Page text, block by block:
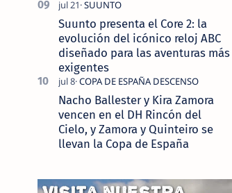
Suunto presenta el Core 2: la
evolución del icónico reloj ABC
diseñado para las aventuras más
exigentes
Nacho Ballester y Kira Zamora
vencen en el DH Rincón del
Cielo, y Zamora y Quinteiro se
llevan la Copa de España